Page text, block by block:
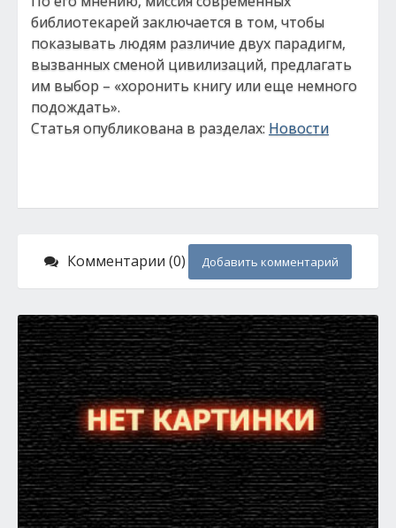
библиотекарей заключается в том, чтобы
показывать людям различие двух парадигм,
вызванных сменой цивилизаций, предлагать
им выбор – «хоронить книгу или еще немного
подождать».
Статья опубликована в разделах: Новости
Комментарии (0) Добавить комментарий